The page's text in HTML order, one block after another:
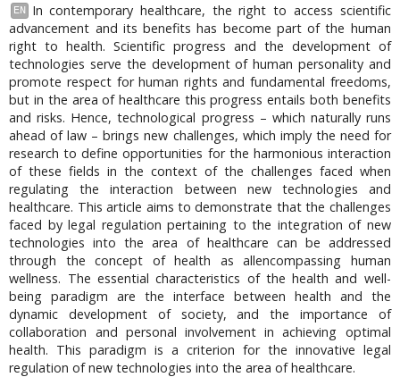
EN
In contemporary healthcare, the right to access scientific
advancement and its benefits has become part of the human
right to health. Scientific progress and the development of
technologies serve the development of human personality and
promote respect for human rights and fundamental freedoms,
but in the area of healthcare this progress entails both benefits
and risks. Hence, technological progress – which naturally runs
ahead of law – brings new challenges, which imply the need for
research to define opportunities for the harmonious interaction
of these fields in the context of the challenges faced when
regulating the interaction between new technologies and
healthcare. This article aims to demonstrate that the challenges
faced by legal regulation pertaining to the integration of new
technologies into the area of healthcare can be addressed
through the concept of health as allencompassing human
wellness. The essential characteristics of the health and well-
being paradigm are the interface between health and the
dynamic development of society, and the importance of
collaboration and personal involvement in achieving optimal
health. This paradigm is a criterion for the innovative legal
regulation of new technologies into the area of healthcare.